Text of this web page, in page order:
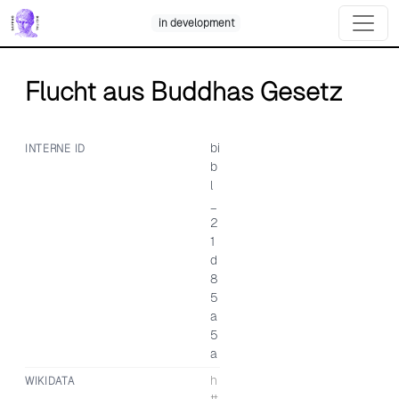
Skip
to
content
in development
Flucht aus Buddhas Gesetz
INTERNE ID
bi
b
l
2
1
d
8
5
a
5
a
WIKIDATA
h